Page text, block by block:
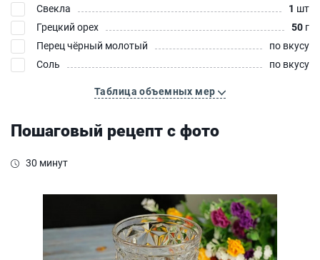
Свекла
1 шт
Грецкий орех
50 г
Перец чёрный молотый
по вкусу
Соль
по вкусу
Таблица объемных мер
Пошаговый рецепт с фото
30 минут